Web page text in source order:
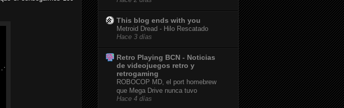
This blog ends with you
Metroid Dread - Hilo Rescatado
Hace 3 días
Retro Playing BCN - Noticias
de videojuegos retro y
retrogaming
ROBOCOP MD, el port homebrew
que Mega Drive nunca tuvo
Hace 4 días